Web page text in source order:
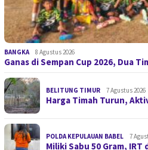
BANGKA 8 Agustus 2026
Ganas di Sempan Cup 2026, Dua
BELITUNG TIMUR 7 Agustus 2026
Harga Timah Turun,
POLDA KEPULAUAN BABEL 7
Miliki Sabu 50 Gram,